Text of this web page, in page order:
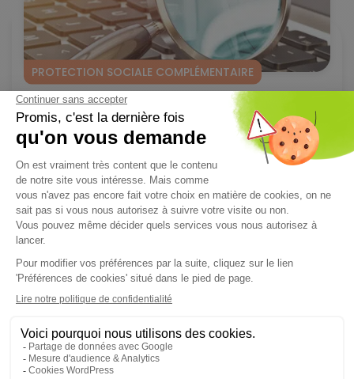
PROTECTION SOCIALE COMPLÉMENTAIRE
13/10/2025
Maire employeur : les collectivités, dans une gestion
proactive - 1 sur 3
L’enquête « Le Maire employeur, protecteur de ses agents » de
mai 2025* met en...
Lire l'article